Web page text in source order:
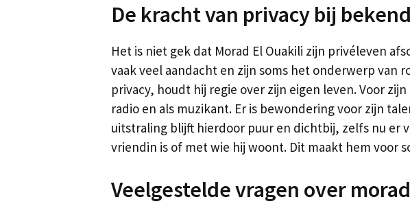
De kracht van privacy bij
Het is niet gek dat Morad El Ouakili zijn privéleven
vaak veel aandacht en zijn soms het onderwerp van
privacy, houdt hij regie over zijn eigen leven. Voor
radio en als muzikant. Er is bewondering voor zijn
uitstraling blijft hierdoor puur en dichtbij, zelfs nu er
vriendin is of met wie hij woont. Dit maakt hem voor
Veelgestelde vragen over